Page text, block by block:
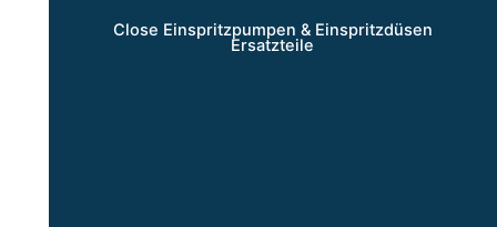
Close Einspritzpumpen & Einspritzdüsen
Ersatzteile